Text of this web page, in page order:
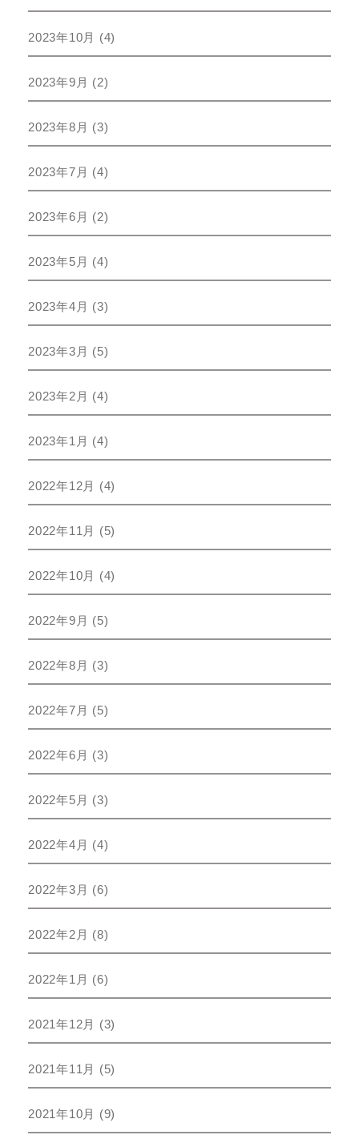
2023年10月 (4)
2023年9月 (2)
2023年8月 (3)
2023年7月 (4)
2023年6月 (2)
2023年5月 (4)
2023年4月 (3)
2023年3月 (5)
2023年2月 (4)
2023年1月 (4)
2022年12月 (4)
2022年11月 (5)
2022年10月 (4)
2022年9月 (5)
2022年8月 (3)
2022年7月 (5)
2022年6月 (3)
2022年5月 (3)
2022年4月 (4)
2022年3月 (6)
2022年2月 (8)
2022年1月 (6)
2021年12月 (3)
2021年11月 (5)
2021年10月 (9)